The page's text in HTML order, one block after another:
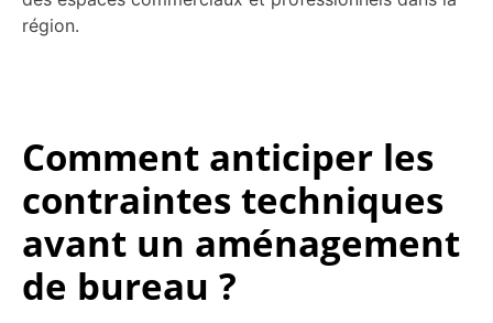
région.
Comment anticiper les
contraintes techniques
avant un aménagement
de bureau ?